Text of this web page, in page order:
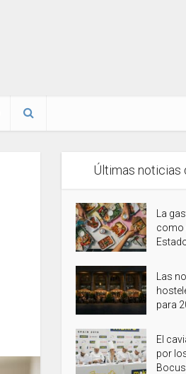
Últimas noticias
La
como
Las
para
El
por